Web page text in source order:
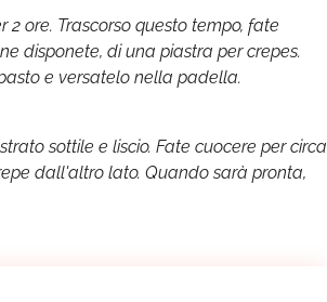
ore. Trascorso questo tempo, fate
disponete, di una piastra per crepes.
e versatelo nella padella.
sottile e liscio. Fate cuocere per circa
dall'altro lato. Quando sarà pronta,